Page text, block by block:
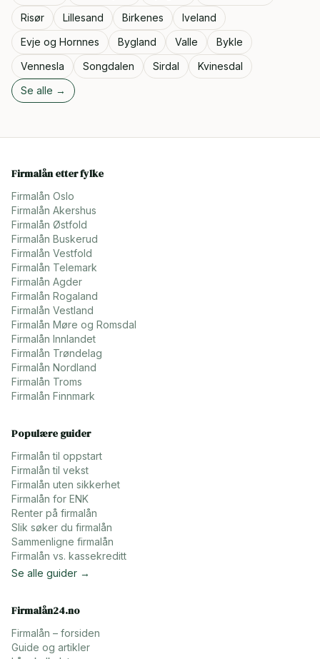
Risør
Lillesand Birkenes
Iveland
Evje og Hornnes
Bygland Valle
Bykle
Vennesla
Songdalen Sirdal
Kvinesdal
Se alle →
Firmalån etter fylke
Firmalån Oslo
Firmalån Akershus
Firmalån Østfold
Firmalån Buskerud
Firmalån Vestfold
Firmalån Telemark
Firmalån Agder
Firmalån Rogaland
Firmalån Vestland
Firmalån Møre og Romsdal
Firmalån Innlandet
Firmalån Trøndelag
Firmalån Nordland
Firmalån Troms
Firmalån Finnmark
Populære guider
Firmalån til oppstart
Firmalån til vekst
Firmalån uten sikkerhet
Firmalån for ENK
Renter på firmalån
Slik søker du firmalån
Sammenligne firmalån
Firmalån vs. kassekreditt
Se alle guider →
Firmalån24.no
Firmalån – forsiden
Guide og artikler